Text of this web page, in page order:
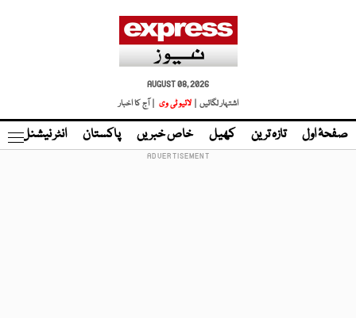
AUGUST 08, 2026
اشتہار لگائیں |
لائیو ٹی وی | آج کا اخبار
صفحۂ اول تازہ ترین کھیل خاص خبریں پاکستان انٹر نیشنل